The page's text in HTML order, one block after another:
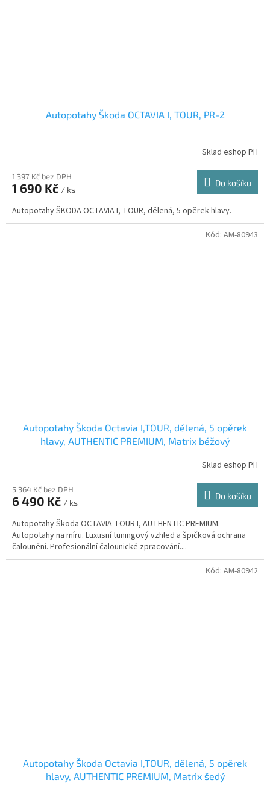
Autopotahy Škoda OCTAVIA I, TOUR, PR-2
Sklad eshop PH
1 397 Kč bez DPH
1 690 Kč / ks
Do košíku
Autopotahy ŠKODA OCTAVIA I, TOUR, dělená, 5 opěrek hlavy.
Autopotahy Škoda Octavia I,TOUR, dělená, 5 opěrek
hlavy, AUTHENTIC PREMIUM, Matrix béžový
Sklad eshop PH
5 364 Kč bez DPH
6 490 Kč / ks
Do košíku
Autopotahy Škoda OCTAVIA TOUR I, AUTHENTIC PREMIUM.
Autopotahy na míru. Luxusní tuningový vzhled a špičková ochrana
čalounění. Profesionální čalounické zpracování....
Kód: AM-80943
Autopotahy Škoda Octavia I,TOUR, dělená, 5 opěrek
hlavy, AUTHENTIC PREMIUM, Matrix šedý
Kód: AM-80942